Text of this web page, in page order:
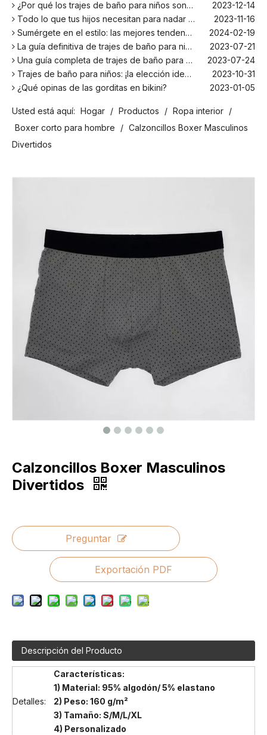
Todo lo que tus hijos necesitan para nadar este verano
2023-11-16
Sumérgete en el estilo: las mejores tendencias en trajes de baño para niños de la temporada
2024-02-19
La guía definitiva de trajes de baño para niños: comodidad, diseño y seguridad
2023-07-21
Una guía completa de trajes de baño para niños: comodidad, estilo y seguridad para divertirse bajo el sol
2023-07-24
Trajes de baño para niños: ¡la elección ideal para tus hijos!
2023-10-31
¿Qué opinas de las gorditas en bikini?
2023-01-05
¡El principal fabricante de trajes de baño en Bali!
2024-02-22
¡Date un chapuzón con los trajes de baño para niños más populares de la temporada!
2024-02-02
Como cualquier otro traje, el bañador infantil: un espacio agradable para relajarse en la playa
Todo lo que tus hijos necesitan para nadar este verano
2023-11-16
Usted está aquí: Hogar / Productos / Ropa interior /
Boxer corto para hombre
/ Calzoncillos Boxer Masculinos
Divertidos
Calzoncillos Boxer Masculinos
Divertidos
Preguntar
Exportación PDF
Descripción del Producto
Detalles:
Características:
1) Material: 95% algodón/ 5% elastano
2) Peso: 160 g/m²
3) Tamaño: S/M/L/XL
4) Personalizado